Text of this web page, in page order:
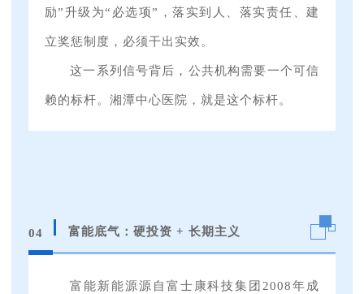
励”升级为“必选项”，落实到人、落实责任、建
立奖惩制度，必须干出实效。
这一系列信号背后，公共机构需要一个可信
赖的标杆。湘潭中心医院，就是这个标杆。
04 富能底气：硬投资 + 长期主义
富能新能源源自富士康科技集团2008年成